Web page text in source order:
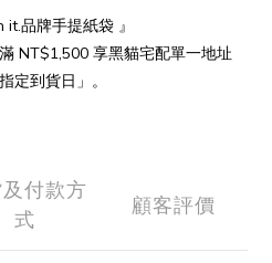
品牌手提紙袋 』
NT$1,500 享黑貓宅配單一地址
定到貨日」。
付款方
式
顧客評價